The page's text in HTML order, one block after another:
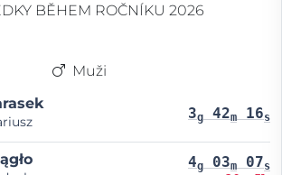
BĚHEM ROČNÍKU 2026
Muži
3g 42m 16s
4g 03m 07s